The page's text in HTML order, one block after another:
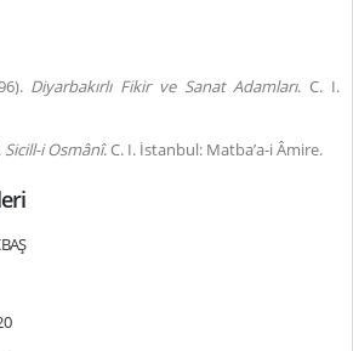
Diyarbakırlı Fikir ve Sanat Adamları. C. I.
Sicill-i Osmânî. C. I. İstanbul: Matba’a-i Âmire.